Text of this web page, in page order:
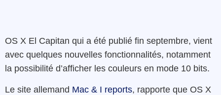
OS X El Capitan qui a été publié fin septembre, vient
avec quelques nouvelles fonctionnalités, notamment
la possibilité d’afficher les couleurs en mode 10 bits.
Le site allemand Mac & I reports, rapporte que OS X